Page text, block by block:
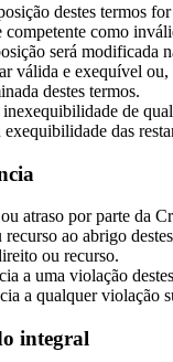
destes termos
como
será modificada
válida e exequível
destes termos.
de
das
atraso por parte da
ao abrigo
ou recurso.
a uma violação
a qualquer violação
integral